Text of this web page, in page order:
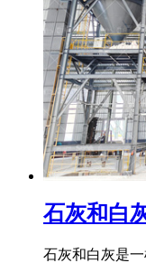
石灰和白
石灰和白灰是